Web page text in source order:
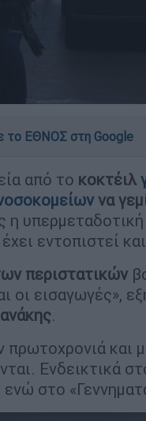
το ΕΘΝΟΣ στη Google
από το κοκτέιλ
να
εντοπιστεί
περιστατικών
οι εισαγωγές»,
.
πρωτοχρονιά και
Ενδεικτικά
στο